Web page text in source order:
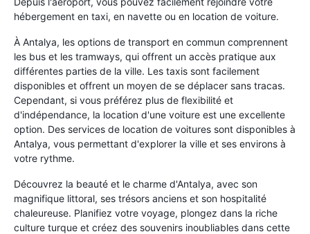
hébergement en taxi, en navette ou en location de voiture.
À Antalya, les options de transport en commun comprennent
les bus et les tramways, qui offrent un accès pratique aux
différentes parties de la ville. Les taxis sont facilement
disponibles et offrent un moyen de se déplacer sans tracas.
Cependant, si vous préférez plus de flexibilité et
d'indépendance, la location d'une voiture est une excellente
option. Des services de location de voitures sont disponibles à
Antalya, vous permettant d'explorer la ville et ses environs à
votre rythme.
Découvrez la beauté et le charme d'Antalya, avec son
magnifique littoral, ses trésors anciens et son hospitalité
chaleureuse. Planifiez votre voyage, plongez dans la riche
culture turque et créez des souvenirs inoubliables dans cette